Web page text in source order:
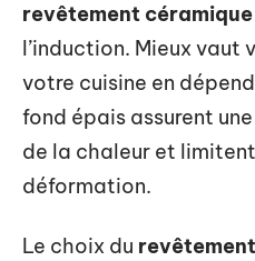
revêtement céramique
l’induction. Mieux vaut
votre cuisine en
fond épais assurent
de la chaleur et
déformation.
Le choix du revêtement